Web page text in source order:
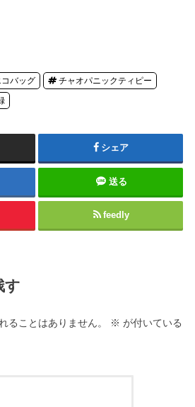
バッグ チャオパニックティピー
シェア
送る
feedly
す
ることはありません。 ※ が付いている